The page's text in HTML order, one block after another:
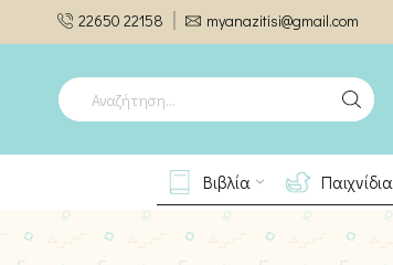
22650 22158 myanazitisi@gmail.com
Βιβλία Παιχνίδια